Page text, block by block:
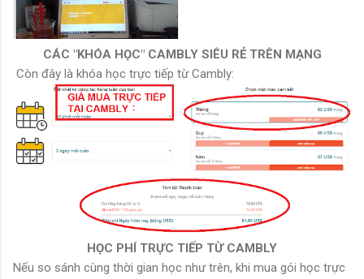
CÁC "KHÓA HỌC" CAMBLY SIÊU RẺ TRÊN MẠNG
Còn đây là khóa học trực tiếp từ Cambly:
HỌC PHÍ TRỰC TIẾP TỪ CAMBLY
Nếu so sánh cùng thời gian học như trên, khi mua gói học trực